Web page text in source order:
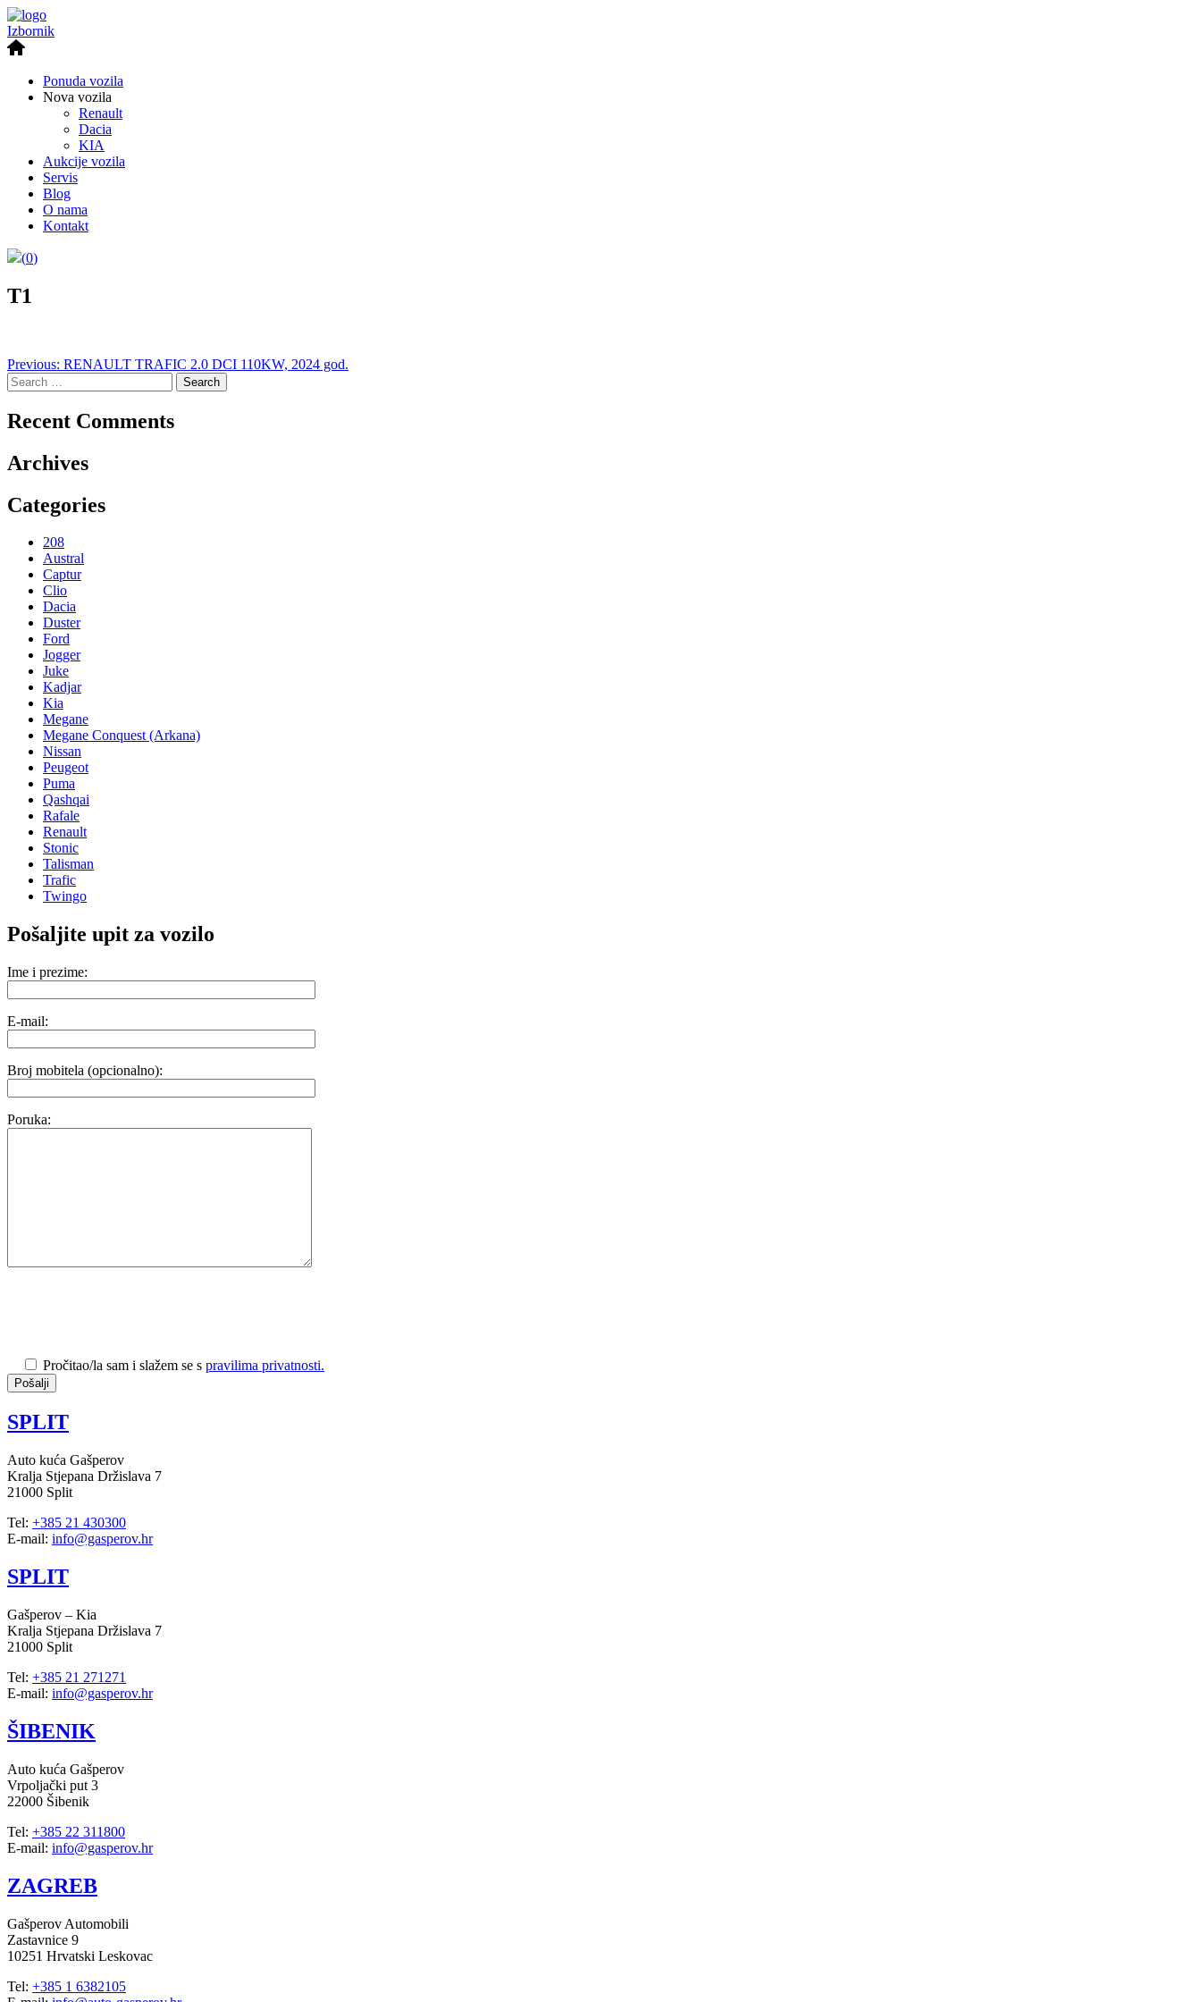
Izbornik
Ponuda vozila
Nova vozila
Renault
Dacia
KIA
Aukcije vozila
Servis
Blog
O nama
Kontakt
(0)
T1
Post
navigation
Previous: RENAULT TRAFIC 2.0 DCI 110KW, 2024 god.
Search
for:
Recent Comments
Archives
Categories
208
Austral
Captur
Clio
Dacia
Duster
Ford
Jogger
Juke
Kadjar
Kia
Megane
Megane Conquest (Arkana)
Nissan
Peugeot
Puma
Qashqai
Rafale
Renault
Stonic
Talisman
Trafic
Twingo
Pošaljite upit za vozilo
Ime i prezime:
E-mail:
Broj mobitela (opcionalno):
Poruka:
Pročitao/la sam i slažem se s pravilima privatnosti.
SPLIT
Auto kuća Gašperov
Kralja Stjepana Držislava 7
21000 Split
Tel: +385 21 430300
E-mail: info@gasperov.hr
SPLIT
Gašperov – Kia
Kralja Stjepana Držislava 7
21000 Split
Tel: +385 21 271271
E-mail: info@gasperov.hr
ŠIBENIK
Auto kuća Gašperov
Vrpoljački put 3
22000 Šibenik
Tel: +385 22 311800
E-mail: info@gasperov.hr
ZAGREB
Gašperov Automobili
Zastavnice 9
10251 Hrvatski Leskovac
Tel: +385 1 6382105